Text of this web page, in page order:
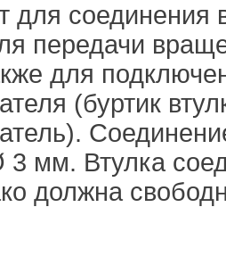
для соединения
передачи
для
(буртик
мм. Втулка
должна